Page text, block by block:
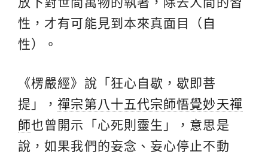
性，才有可能見到本來真面目（自
性）。
《楞嚴經》說「狂心自歇，歇即菩
提」，禪宗第八十五代宗師悟覺妙天禪
師也曾開示「心死則靈生」，意思是
說，如果我們的妄念、妄心停止不動